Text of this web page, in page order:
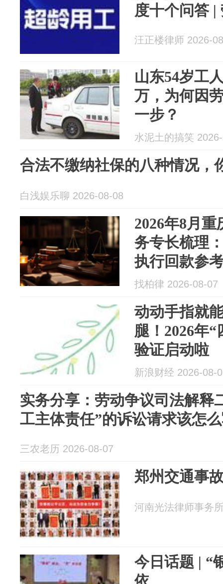
度十个问答 |
汪正楼律师 2026-
山东54岁工
万，为何因
一步？
水泥土的搞笑
合法不缴纳社保的八种情况，
白浅娱乐聊 2026-08-08
2026年8月
务专长梳理
执行回款参
找柏律 2026-08-07
动动手指就
腿！2026年
验证启动啦
新浪财经 2026-08-
实务分享：劳动争议司法解释
工主体责任”的诉讼请求该怎
三农老历 2026-08-07
郑州交通事
河南光法律师事务
今日话题 | “
依